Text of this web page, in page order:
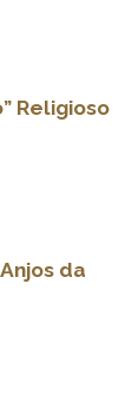
Religioso
da